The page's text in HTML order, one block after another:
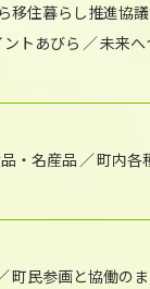
移住暮らし推進協
トあびら 未来へ
・名産品 町内各
町民参画と協働の